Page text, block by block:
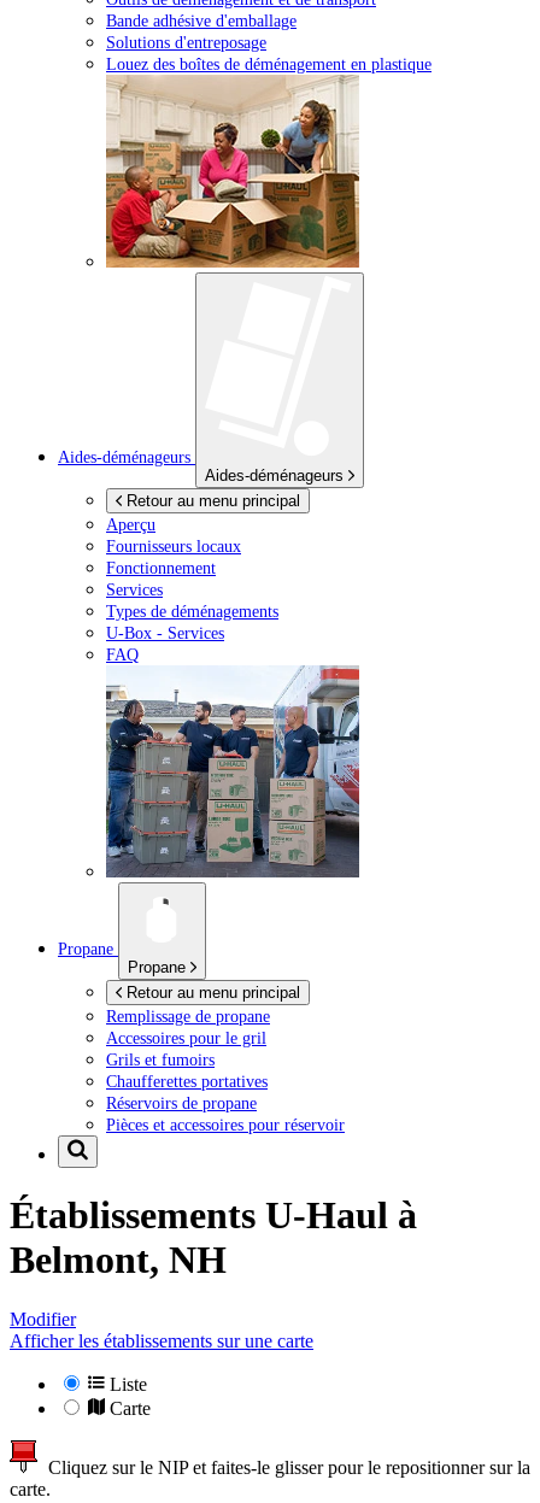
Bande adhésive d'emballage
Solutions d'entreposage
Louez des boîtes de déménagement en plastique
Aides-déménageurs
Aides-déménageurs
Retour au menu principal
Aperçu
Fournisseurs locaux
Fonctionnement
Services
Types de déménagements
U-Box - Services
FAQ
Propane
Propane
Retour au menu principal
Remplissage de propane
Accessoires pour le gril
Grils et fumoirs
Chaufferettes portatives
Réservoirs de propane
Pièces et accessoires pour réservoir
Établissements U-Haul à
Belmont, NH
Modifier
Afficher les établissements sur une carte
Liste
Carte
Cliquez sur le NIP et faites-le glisser pour le repositionner sur la
carte.